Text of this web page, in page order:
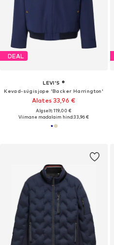
DEAL
LEVI'S ®
Kevad-sügisjope 'Backer Harrington'
Alates 33,96 €
Algselt: 119,00 €
Viimane madalaim hind:33,96 €